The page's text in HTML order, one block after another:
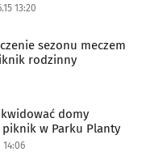
13:20
sezonu meczem
rodzinny
domy
w Parku Planty
14:06